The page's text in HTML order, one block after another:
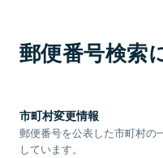
郵便番号検索
市町村変更情報
郵便番号を公表した市町村の
しています。